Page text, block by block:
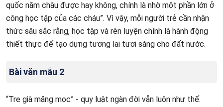
quốc năm châu được hay không, chính là nhờ một phần lớn ở
công học tập của các cháu”. Vì vậy, mỗi người trẻ cần nhận
thức sâu sắc rằng, học tập và rèn luyện chính là hành động
thiết thực để tạo dựng tương lai tươi sáng cho đất nước.
Bài văn mẫu 2
“Tre già măng mọc” - quy luật ngàn đời vẫn luôn như thế.